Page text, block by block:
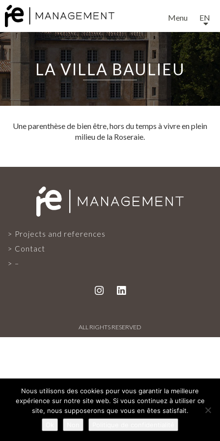
Menu EN
EXPERTISE
PROJECTS AND REFERENCES
INTERNATIONAL PRESS
CONTACT
LA VILLA BAULIEU
Une parenthèse de bien être, hors du temps à vivre en plein
milieu de la Roseraie.
Projects and references
Contact
–
ALL RIGHTS RESERVED
Nous utilisons des cookies pour vous garantir la meilleure
expérience sur notre site web. Si vous continuez à utiliser ce
site, nous supposerons que vous en êtes satisfait.